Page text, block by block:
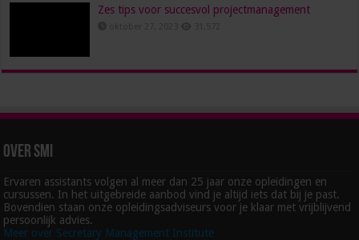
Zes tips voor succesvol projectmanagement
Over SMI
Ervaren assistants volgen al meer dan 25 jaar onze opleidingen en
cursussen. In het uitgebreide aanbod vind je altijd iets dat bij je past.
Bovendien staan onze opleidingsadviseurs voor je klaar met vrijblijvend
persoonlijk advies.
Meer over Secretary Management Institute